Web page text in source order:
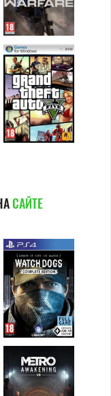
САЙТЕ